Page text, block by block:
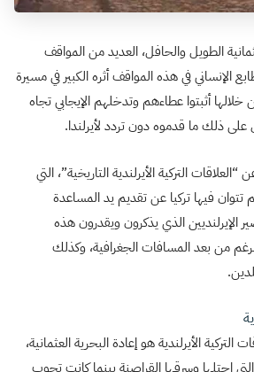
الطويل والحافل، العديد من المواقف
الإنساني في هذه المواقف أثره الكبير في مسيرة
خلالها أثبتوا عطاءهم وتدخلهم الإيجابي تجاه
على ذلك ما قدموه دون تردد لأيرلندا.
التركية الأيرلندية التاريخية”، التي
500 عام، لم تتوان فيها تركيا عن تقديم يد المساعدة
الإيرلنديين الذي يذكرون ويقدرون هذه
من بعد المسافات الجغرافية، وكذلك
الأيرلندية هو إعادة البحرية العثمانية،
التي احتلها وسرقها القراصنة بينما كانت تجوب